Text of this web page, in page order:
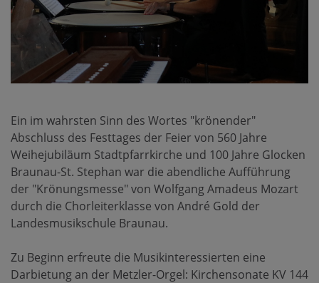
Ein im wahrsten Sinn des Wortes "krönender"
Abschluss des Festtages der Feier von 560 Jahre
Weihejubiläum Stadtpfarrkirche und 100 Jahre Glocken
Braunau-St. Stephan war die abendliche Aufführung
der "Krönungsmesse" von Wolfgang Amadeus Mozart
durch die Chorleiterklasse von André Gold der
Landesmusikschule Braunau.
Zu Beginn erfreute die Musikinteressierten eine
Darbietung an der Metzler-Orgel: Kirchensonate KV 144